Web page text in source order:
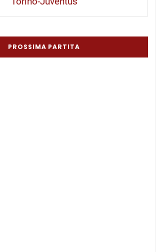
PROSSIMA PARTITA